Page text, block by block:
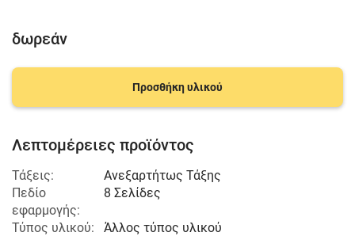
δωρεάν
Προσθήκη υλικού
Λεπτομέρειες προϊόντος
Τάξεις:
Ανεξαρτήτως Τάξης
Πεδίο
εφαρμογής:
8 Σελίδες
Τύπος υλικού:
Άλλος τύπος υλικού